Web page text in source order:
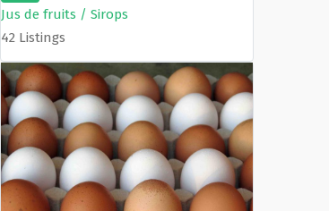
Jus de fruits / Sirops
42 Listings